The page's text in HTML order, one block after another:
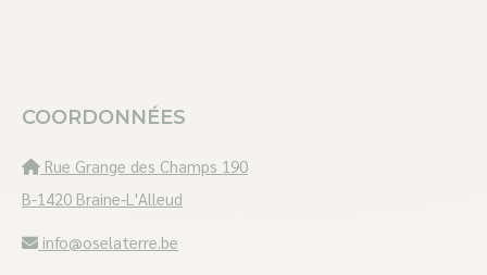
COORDONNÉES
Rue Grange des Champs 190
B-1420 Braine-L'Alleud
info@oselaterre.be